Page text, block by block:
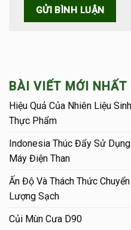
BÀI VIẾT MỚI NHẤT
Hiệu Quả Của Nhiên Liệu
Thực Phẩm
Indonesia Thúc Đẩy Sử
Máy Điện Than
Ấn Độ Và Thách Thức
Lượng Sạch
Củi Mùn Cưa D90